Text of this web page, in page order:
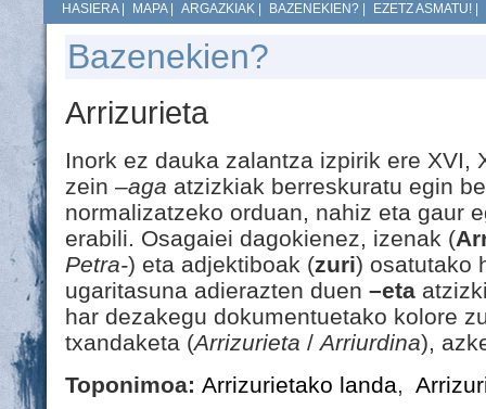
HASIERA| MAPA| ARGAZKIAK BAZENEKIEN? EZETZ ASMATU!
Bazenekien?
Arrizurieta
Inork ez dauka zalantza izpirik ere XVI,
zein –aga atzizkiak berreskuratu egin
normalizatzeko orduan, nahiz eta gaur
erabili. Osagaiei dagokienez, izenak (
Petra-) eta adjektiboak (zuri) osatutako
ugaritasuna adierazten duen –eta
har dezakegu dokumentuetako kolore
txandaketa (Arrizurieta /Arriurdina),
Toponimoa: Arrizurietako landa,